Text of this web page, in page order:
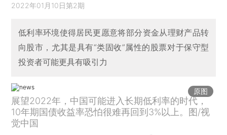
2022年01月10日第2期
低利率环境使得居民更愿意将部分资金从理财产品转
向股市，尤其是具有“类固收”属性的股票对于保守型
投资者可能更具有吸引力
原图
展望2022年，中国可能进入长期低利率的时代，
10年期国债收益率恐怕很难再回到3%以上。图/视
觉中国